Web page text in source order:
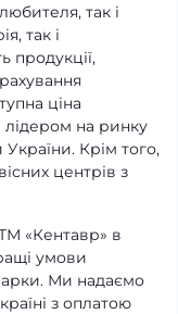
так і
так і
продукції,
ціна
лідером на ринку
України. Крім того,
центрів з
«Кентавр» в
умови
Ми надаємо
з оплатою